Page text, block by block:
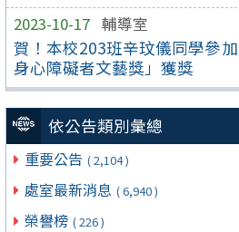
2023-10-17 輔導室
賀！本校203班辛玟儀同學參
身心障礙者文藝獎」獲獎
依公告類別彙總
重要公告 ( 2,104 )
處室最新消息 ( 6,940 )
榮譽榜 ( 226 )